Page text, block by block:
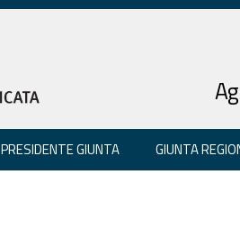
PRESIDENTE GIUNTA GIUNTA